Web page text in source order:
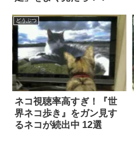
どうぶつ
ネコ視聴率高すぎ！『世
界ネコ歩き』をガン見す
るネコが続出中 12選